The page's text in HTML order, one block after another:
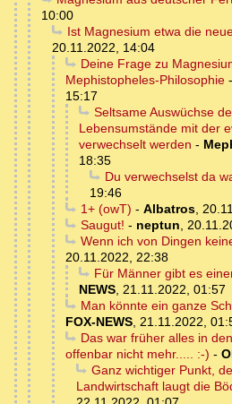
10:00
Ist Magnesium etwa die
20.11.2022, 14:04
Deine Frage zu
Mephistopheles-Philosophie -
15:17
Seltsame Auswüchse
Lebensumstände mit der
verwechselt werden -
18:35
Du verwechselst da
19:46
1+ (owT) - Albatros,
Saugut! - neptun,
Wenn ich von Dingen
20.11.2022, 22:38
Für Männer gibt es
NEWS, 21.11.2022, 01:57
Man könnte ein ganze
FOX-NEWS, 21.11.2022,
Das war früher alles in
offenbar nicht mehr..... :-) -
Ganz wichtiger Punkt,
Landwirtschaft laugt die